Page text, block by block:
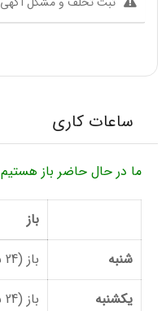
ساعات کاری
ما در حال حاضر باز
باز
شنبه
باز (24 ساعت)
یکشنبه
باز (24 ساعت)